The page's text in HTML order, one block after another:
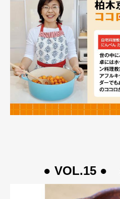
● VOL.15 ●